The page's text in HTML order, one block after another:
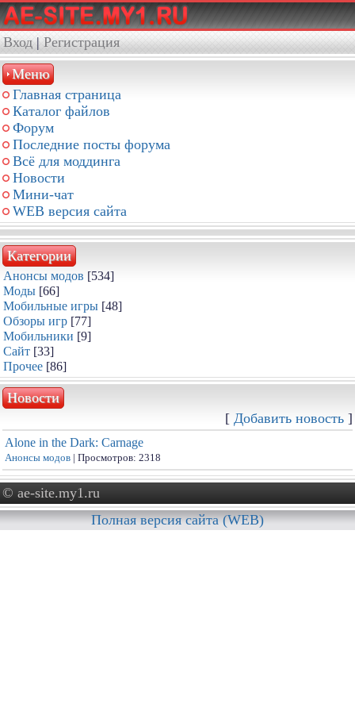
Вход|Регистрация
Меню
Главная страница
Каталог файлов
Форум
Последние посты форума
Всё для моддинга
Новости
Мини-чат
WEB версия сайта
Категории
Анонсы модов [534]
Моды [66]
Мобильные игры [48]
Обзоры игр [77]
Мобильники [9]
Сайт [33]
Прочее [86]
Новости
[ Добавить новость ]
Alone in the Dark: Carnage
Анонсы модов | Просмотров: 2318
© ae-site.my1.ru
Полная версия сайта (WEB)